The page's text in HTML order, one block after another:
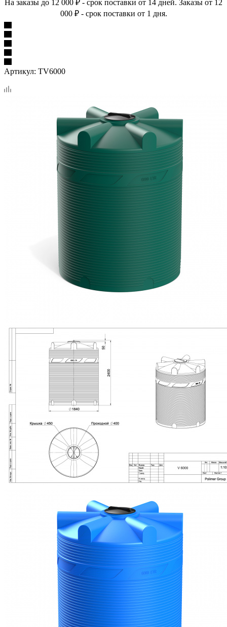
На заказы до 12 000 ₽ - срок поставки от 14 дней. Заказы от 12
000 ₽ - срок поставки от 1 дня.
Артикул: TV6000